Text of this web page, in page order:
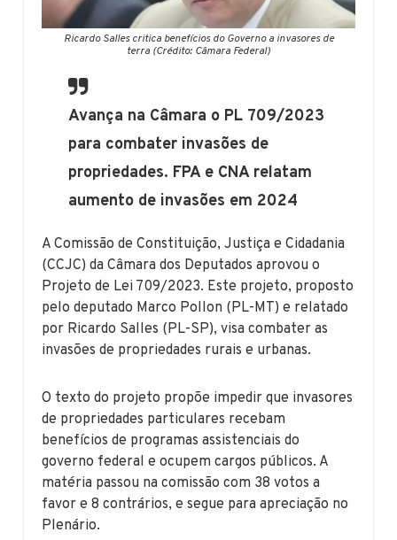
Ricardo Salles critica benefícios do Governo a invasores de
terra (Crédito: Câmara Federal)
Avança na Câmara o PL 709/2023
para combater invasões de
propriedades. FPA e CNA relatam
aumento de invasões em 2024
A Comissão de Constituição, Justiça e Cidadania
(CCJC) da Câmara dos Deputados aprovou o
Projeto de Lei 709/2023. Este projeto, proposto
pelo deputado Marco Pollon (PL-MT) e relatado
por Ricardo Salles (PL-SP), visa combater as
invasões de propriedades rurais e urbanas.
O texto do projeto propõe impedir que invasores
de propriedades particulares recebam
benefícios de programas assistenciais do
governo federal e ocupem cargos públicos. A
matéria passou na comissão com 38 votos a
favor e 8 contrários, e segue para apreciação no
Plenário.